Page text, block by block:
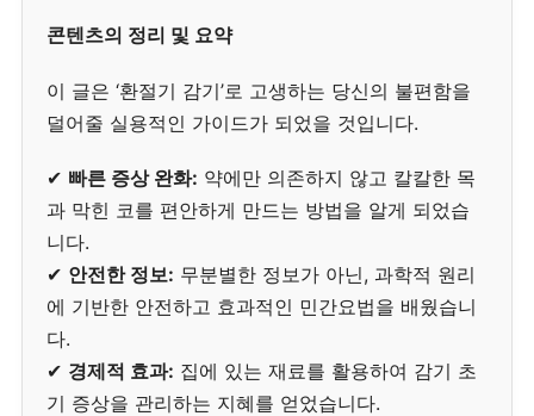
콘텐츠의 정리 및 요약
이 글은 ‘환절기 감기’로 고생하는 당신의 불편함을
덜어줄 실용적인 가이드가 되었을 것입니다.
✔ 빠른 증상 완화: 약에만 의존하지 않고 칼칼한 목
과 막힌 코를 편안하게 만드는 방법을 알게 되었습
니다.
✔ 안전한 정보: 무분별한 정보가 아닌, 과학적 원리
에 기반한 안전하고 효과적인 민간요법을 배웠습니
다.
✔ 경제적 효과: 집에 있는 재료를 활용하여 감기 초
기 증상을 관리하는 지혜를 얻었습니다.